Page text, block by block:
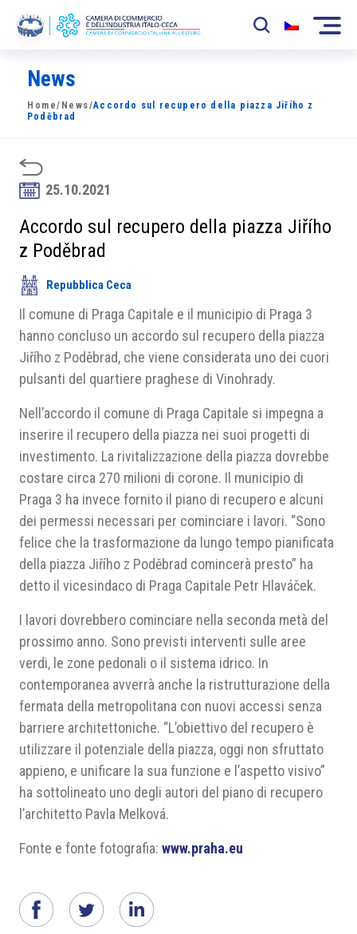
La Camera
News
Sviluppo Mercato
Soci
Partner
Progetti
Area riservata
News
Home/ News/Accordo sul recupero della piazza Jiřího z
Poděbrad
25.10.2021
Accordo sul recupero della piazza Jiřího
z Poděbrad
Repubblica Ceca
Il comune di Praga Capitale e il municipio di Praga 3
hanno concluso un accordo sul recupero della piazza
Jiřího z Poděbrad, che viene considerata uno dei cuori
pulsanti del quartiere praghese di Vinohrady.
Nell’accordo il comune di Praga Capitale si impegna a
inserire il recupero della piazza nei suoi progetti di
investimento. La rivitalizzazione della piazza dovrebbe
costare circa 270 milioni di corone. Il municipio di
Praga 3 ha invece fornito il piano di recupero e alcuni
dei permessi necessari per cominciare i lavori. “Sono
felice che la trasformazione da lungo tempo pianificata
della piazza Jiřího z Poděbrad comincerà presto” ha
detto il vicesindaco di Praga Capitale Petr Hlaváček.
I lavori dovrebbero cominciare nella seconda metà del
prossimo anno. Sono previsti interventi sulle aree
verdi, le zone pedonali o il sistema idrico. In
contemporanea avverrà anche la ristrutturazione della
fermata della metropolitana con nuovi accessi senza
barriere architettoniche. “L’obiettivo del recupero è
utilizzare il potenziale della piazza, oggi non sfruttato
appieno, e unificare la sua funzione e l’aspetto visivo”
ha sottolineato uno degli autori del piano di recupero
l’architetto Pavla Melková.
Fonte e fonte fotografia: www.praha.eu